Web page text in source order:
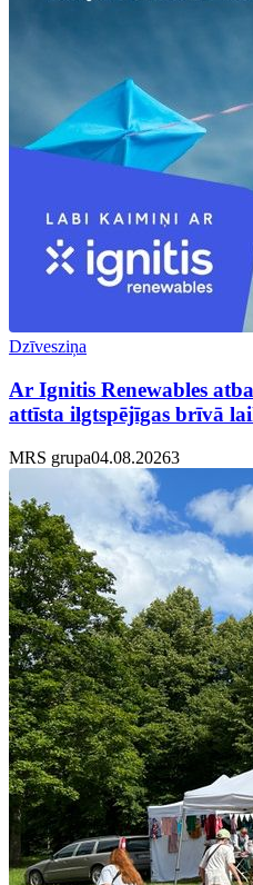
Dzīvesziņa
Ar Ignitis Renewables
attīsta ilgtspējīgas brīvā
MRS grupa04.08.20263